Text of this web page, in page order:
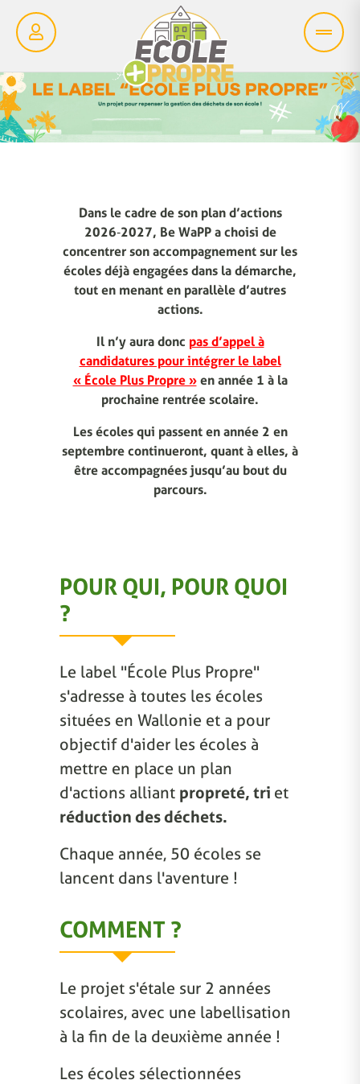
Dans le cadre de son plan d’actions
2026‑2027, Be WaPP a choisi de
concentrer son accompagnement sur les
écoles déjà engagées dans la démarche,
tout en menant en parallèle d’autres
actions.
Il n’y aura donc pas d’appel à
candidatures pour intégrer le label
« École Plus Propre »en année 1 à la
prochaine rentrée scolaire.
Les écoles qui passent en année 2 en
septembre continueront, quant à elles, à
être accompagnées jusqu’au bout du
parcours.
POUR QUI, POUR QUOI
?
Le label "École Plus Propre"
s'adresse à toutes les écoles
situées en Wallonie et a pour
objectif d'aider les écoles à
mettre en place un plan
d'actions alliant propreté, tri et
réduction des déchets.
Chaque année, 50 écoles se
lancent dans l'aventure !
COMMENT ?
Le projet s'étale sur 2 années
scolaires, avec une labellisation
à la fin de la deuxième année !
Les écoles sélectionnées